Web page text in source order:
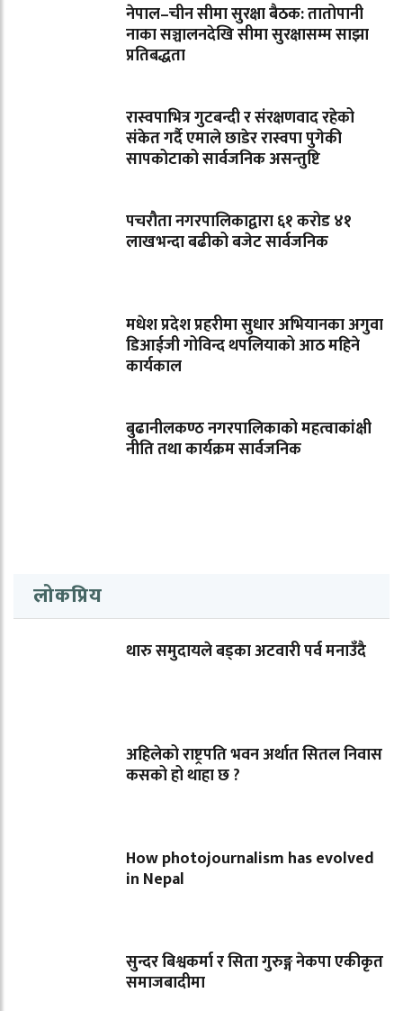
नेपाल–चीन सीमा सुरक्षा बैठक: तातोपानी
नाका सञ्चालनदेखि सीमा सुरक्षासम्म साझा
प्रतिबद्धता
रास्वपाभित्र गुटबन्दी र संरक्षणवाद रहेको
संकेत गर्दै एमाले छाडेर रास्वपा पुगेकी
सापकोटाको सार्वजनिक असन्तुष्टि
पचरौता नगरपालिकाद्वारा ६१ करोड ४१
लाखभन्दा बढीको बजेट सार्वजनिक
मधेश प्रदेश प्रहरीमा सुधार अभियानका अगुवा
डिआईजी गोविन्द थपलियाको आठ महिने
कार्यकाल
बुढानीलकण्ठ नगरपालिकाको महत्वाकांक्षी
नीति तथा कार्यक्रम सार्वजनिक
लोकप्रिय
थारु समुदायले बड्का अटवारी पर्व मनाउँदै
अहिलेको राष्ट्रपति भवन अर्थात सितल निवास
कसको हो थाहा छ ?
How photojournalism has evolved
in Nepal
सुन्दर बिश्वकर्मा र सिता गुरुङ्ग नेकपा एकीकृत
समाजबादीमा